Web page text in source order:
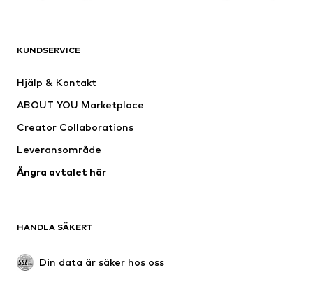
Nytt
Underkläder
Kappor
Badkläder
Upcycling
KUNDSERVICE
Hjälp & Kontakt
ABOUT YOU Marketplace
Creator Collaborations
Leveransområde
Ångra avtalet här
HANDLA SÄKERT
Din data är säker hos oss